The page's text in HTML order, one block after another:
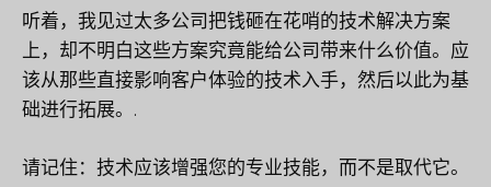
听着，我见过太多公司把钱砸在花哨的技术解决方案
上，却不明白这些方案究竟能给公司带来什么价值。应
该从那些直接影响客户体验的技术入手，然后以此为基
础进行拓展。.
请记住：技术应该增强您的专业技能，而不是取代它。